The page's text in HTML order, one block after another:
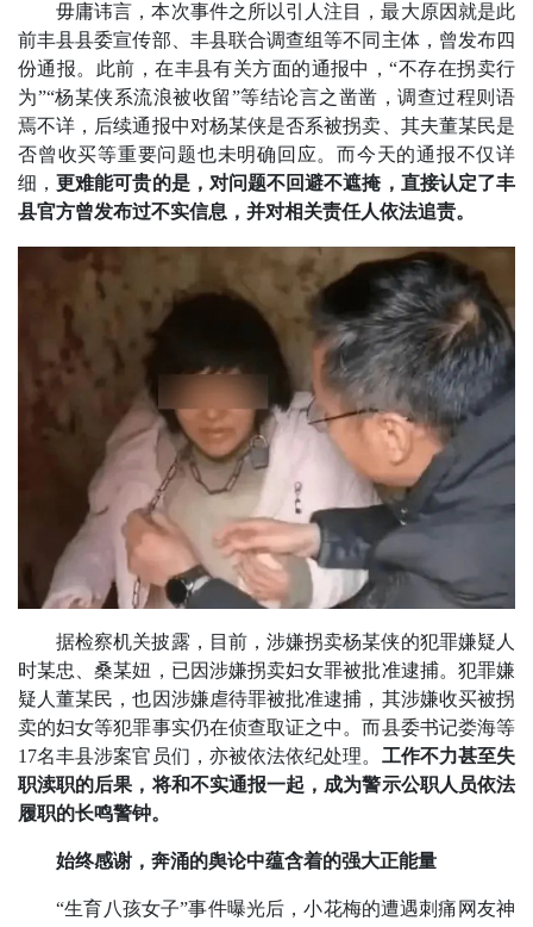
毋庸讳言，本次事件之所以引人注目，最大原因就是此
前丰县县委宣传部、丰县联合调查组等不同主体，曾发布四
份通报。此前，在丰县有关方面的通报中，“不存在拐卖行
为”“杨某侠系流浪被收留”等结论言之凿凿，调查过程则语
焉不详，后续通报中对杨某侠是否系被拐卖、其夫董某民是
否曾收买等重要问题也未明确回应。而今天的通报不仅详
细，更难能可贵的是，对问题不回避不遮掩，直接认定了丰
县官方曾发布过不实信息，并对相关责任人依法追责。
据检察机关披露，目前，涉嫌拐卖杨某侠的犯罪嫌疑人
时某忠、桑某妞，已因涉嫌拐卖妇女罪被批准逮捕。犯罪嫌
疑人董某民，也因涉嫌虐待罪被批准逮捕，其涉嫌收买被拐
卖的妇女等犯罪事实仍在侦查取证之中。而县委书记娄海等
17名丰县涉案官员们，亦被依法依纪处理。 工作不力甚至失
职渎职的后果，将和不实通报一起，成为警示公职人员依法
履职的长鸣警钟。
始终感谢，奔涌的舆论中蕴含着的强大正能量
“生育八孩女子”事件曝光后，小花梅的遭遇刺痛网友神